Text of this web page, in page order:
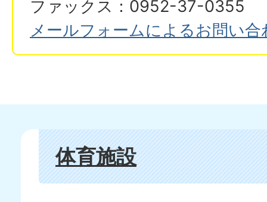
ファックス：0952-37-0355
メールフォームによるお問い合
体育施設